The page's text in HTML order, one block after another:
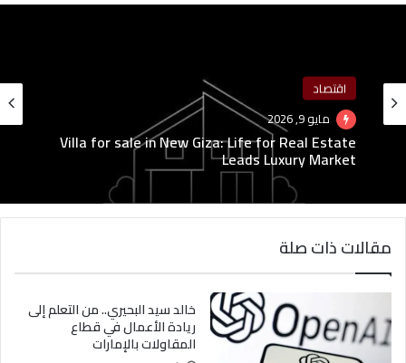
اقتصاد
مايو 9, 2026
Villa for sale in New Giza: Life for Real Estate
Leads Luxury Market
مقالات ذات صلة
خالد سيد البحيري.. من التعلم إلى
ريادة الأعمال في قطاع
المقاولات بالإمارات